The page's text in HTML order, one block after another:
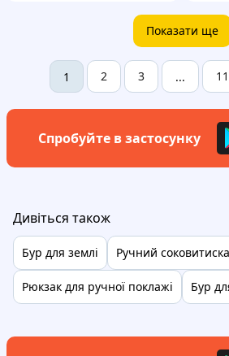
Показати ще
1 2 3 ... 11
Спробуйте в застосунку
Дивіться також
Бур для землі Ручний
Рюкзак для ручної поклажі Бур